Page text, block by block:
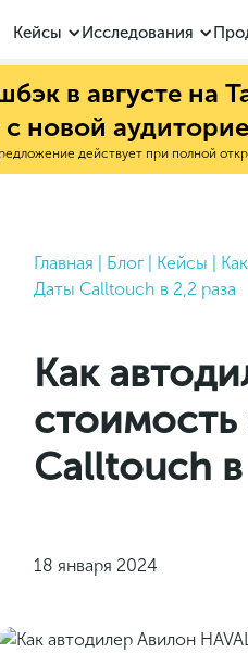
Кейсы Исследования
в августе
с новой
действует при полной
Главная Блог| Кейсы
Даты Calltouch в 2,2 раза
Как
Calltouch в
18 января 2024